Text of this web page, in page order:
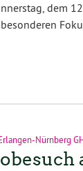
dem
Nürnberg